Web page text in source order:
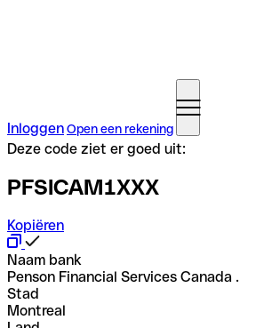
InloggenOpen een rekening
Deze code ziet er goed uit:
PFSICAM1XXX
Kopiëren
Naam bank
Penson Financial Services Canada .
Stad
Montreal